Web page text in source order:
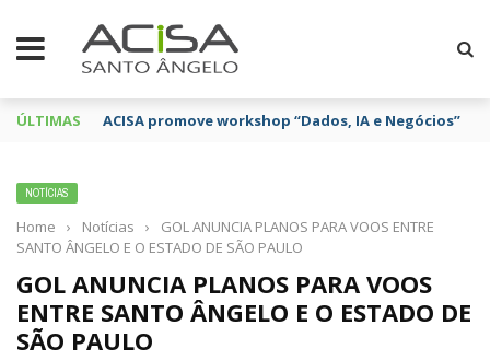
ÚLTIMAS ACISA promove workshop “Dados, IA e Negócios”
NOTÍCIAS
Home › Notícias ›
GOL ANUNCIA PLANOS PARA VOOS ENTRE
SANTO ÂNGELO E O ESTADO DE SÃO PAULO
GOL ANUNCIA PLANOS PARA VOOS
ENTRE SANTO ÂNGELO E O ESTADO DE
SÃO PAULO